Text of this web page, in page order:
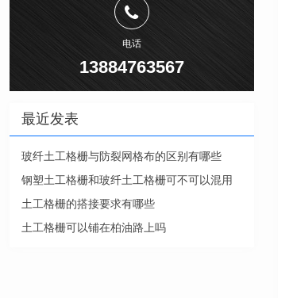
电话
13884763567
最近发表
玻纤土工格栅与防裂网格布的区别有哪些
钢塑土工格栅和玻纤土工格栅可不可以混用
土工格栅的搭接要求有哪些
土工格栅可以铺在柏油路上吗